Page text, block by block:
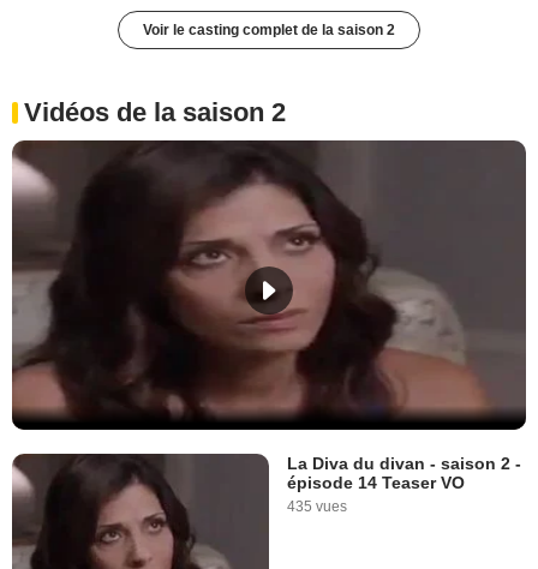
Voir le casting complet de la saison 2
Vidéos de la saison 2
La Diva du divan - saison 2 -
épisode 14 Teaser VO
435 vues